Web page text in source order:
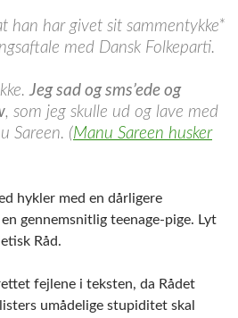
han har givet sit sammentykke*
med Dansk Folkeparti.
Jeg sad og sms’ede og
, som jeg skulle ud og lave med
Sareen. (Manu Sareen husker
hykler med en dårligere
gennemsnitlig teenage-pige. Lyt
Råd.
fejlene i teksten, da Rådet
umådelige stupiditet skal